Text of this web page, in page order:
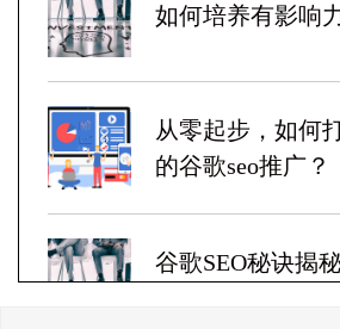
如何培养有影响
从零起步，如何
的谷歌seo推广？
谷歌SEO秘诀揭